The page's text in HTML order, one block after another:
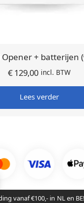
vanaf €100,- in NL en BE!
Opener + batterijen
€129,00 incl. BTW
Lees verder
| 2016 - 2026